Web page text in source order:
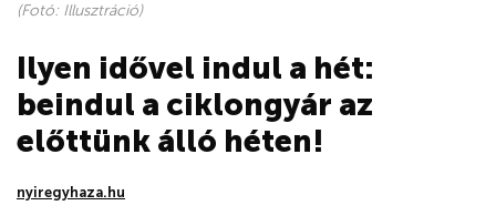
(Fotó: Illusztráció)
Ilyen idővel indul a hét:
beindul a ciklongyár az
előttünk álló héten!
nyiregyhaza.hu